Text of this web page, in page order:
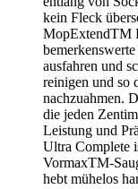
kein Fleck
MopExtendTM
ausfahren und
reinigen und so
nachzuahmen.
die jeden
Leistung und
Ultra Complete
VormaxTM-
hebt mühelos